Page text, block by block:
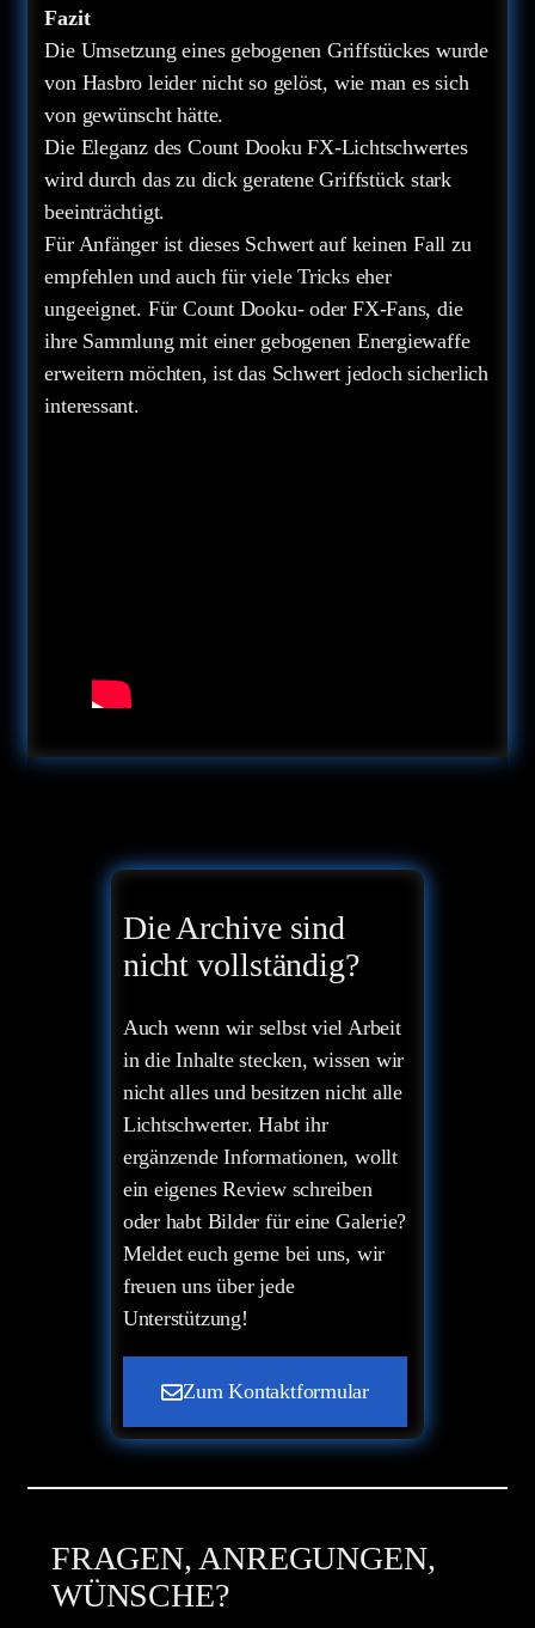
Fazit
Die Umsetzung eines gebogenen Griffstückes wurde
von Hasbro leider nicht so gelöst, wie man es sich
von gewünscht hätte.
Die Eleganz des Count Dooku FX-Lichtschwertes
wird durch das zu dick geratene Griffstück stark
beeinträchtigt.
Für Anfänger ist dieses Schwert auf keinen Fall zu
empfehlen und auch für viele Tricks eher
ungeeignet. Für Count Dooku- oder FX-Fans, die
ihre Sammlung mit einer gebogenen Energiewaffe
erweitern möchten, ist das Schwert jedoch sicherlich
interessant.
Die Archive sind
nicht vollständig?
Auch wenn wir selbst viel Arbeit
in die Inhalte stecken, wissen wir
nicht alles und besitzen nicht alle
Lichtschwerter. Habt ihr
ergänzende Informationen, wollt
ein eigenes Review schreiben
oder habt Bilder für eine Galerie?
Meldet euch gerne bei uns, wir
freuen uns über jede
Unterstützung!
Zum Kontaktformular
FRAGEN, ANREGUNGEN,
WÜNSCHE?